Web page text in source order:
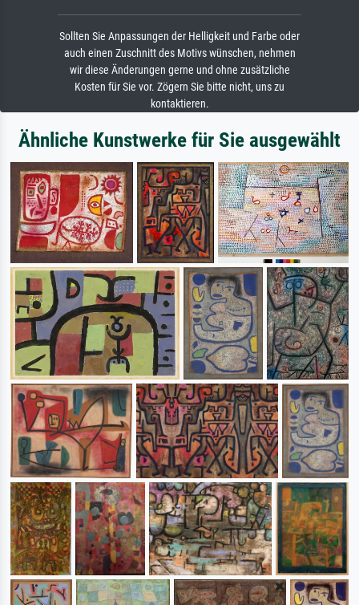
Sollten Sie Anpassungen der Helligkeit und Farbe oder
auch einen Zuschnitt des Motivs wünschen, nehmen
wir diese Änderungen gerne und ohne zusätzliche
Kosten für Sie vor. Zögern Sie bitte nicht, uns zu
kontaktieren.
Ähnliche Kunstwerke für Sie ausgewählt